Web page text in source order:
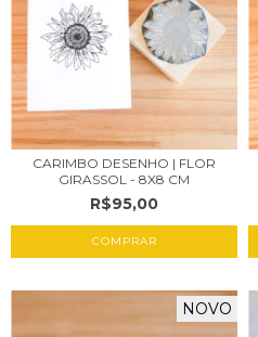
CARIMBO DESENHO | FLOR
GIRASSOL - 8X8 CM
R$95,00
NOVO